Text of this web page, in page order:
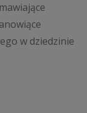
w dziedzinie